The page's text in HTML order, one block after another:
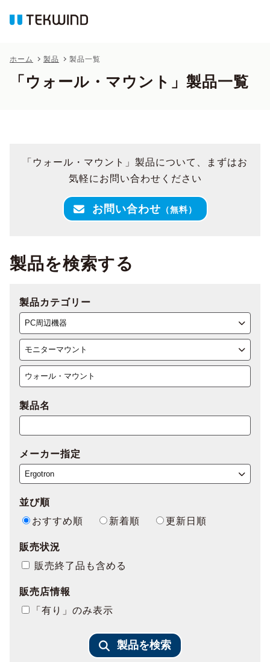
ホーム 製品 製品一覧
「ウォール・マウント」製品一覧
「ウォール・マウント」製品について、まずはお
気軽にお問い合わせください
お問い合わせ （無料）
製品を検索する
製品カテゴリー
製品名
メーカー指定
並び順
おすすめ順
新着順
更新日順
販売状況
販売終了品も含める
販売店情報
「有り」のみ表示
製品を検索